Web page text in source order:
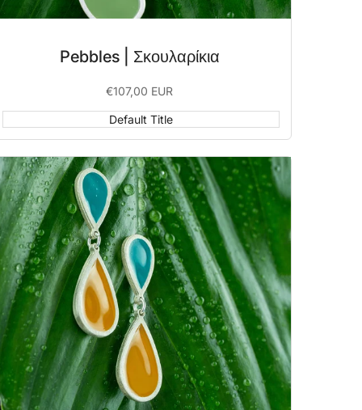
Pebbles | Σκουλαρίκια
Sale
price
€107,00 EUR
Default Title